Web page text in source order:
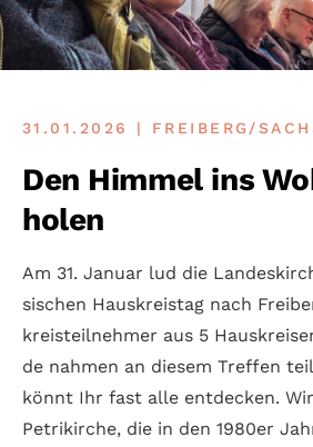
31.01.2026 | FREIBERG/
Den Himmel ins
holen
Am 31. Januar lud die
sischen Haus­kreis­tag nach
kreis­teil­nehmer aus 5
de nahmen an diesem Treffen
könnt Ihr fast alle ent­decken.
Petri­kirche, die in den 1980er